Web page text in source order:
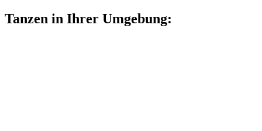
Tanzen in Ihrer Umgebung: